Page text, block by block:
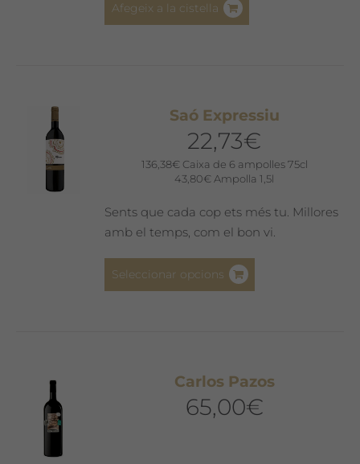
Afegeix a la cistella
Saó Expressiu
22,73€
136,38€ Caixa de 6 ampolles 75cl
43,80€ Ampolla 1,5l
Sents que cada cop ets més tu. Millores
amb el temps, com el bon vi.
Seleccionar opcions
opcions
Carlos Pazos
65,00€